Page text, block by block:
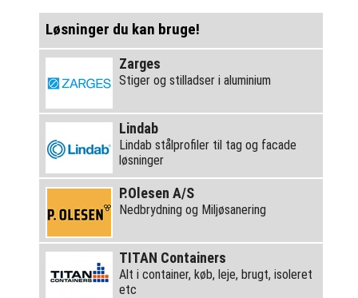
Løsninger du kan bruge!
Zarges
Stiger og stilladser i aluminium
Lindab
Lindab stålprofiler til tag og facade
løsninger
P.Olesen A/S
Nedbrydning og Miljøsanering
TITAN Containers
Alt i container, køb, leje, brugt, isoleret
etc